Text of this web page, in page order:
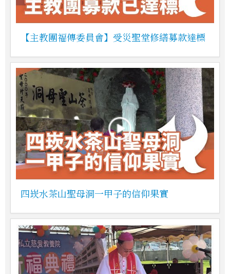
【主教團福傳委員會】受災聖堂修繕募款達標
四崁水茶山聖母洞一甲子的信仰果實